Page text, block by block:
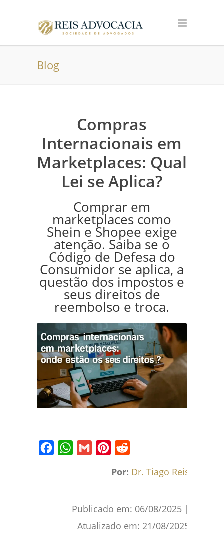
Blog
Compras
Internacionais em
Marketplaces: Qual
Lei se Aplica?
Comprar em
marketplaces como
Shein e Shopee exige
atenção. Saiba se o
Código de Defesa do
Consumidor se aplica, a
questão dos impostos e
seus direitos de
reembolso e troca.
Por: Dr. Tiago Reis
Publicado em: 06/08/2025 |
Atualizado em: 21/08/2025